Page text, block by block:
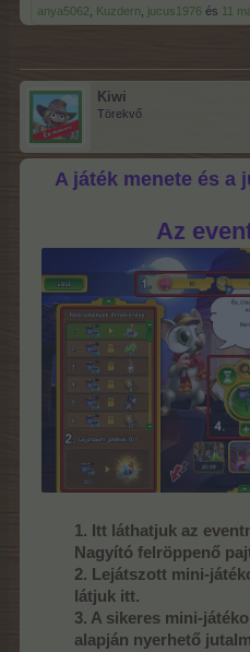
anya5062 Kuzdern jucus1976 és 11
Kiwi
Törekvő
A játék menete és a
Az
1. Itt láthatjuk az
Nagyító felröppenő
2. Lejátszott mini-
látjuk itt.
3. A sikeres mini-
alapján nyerhető